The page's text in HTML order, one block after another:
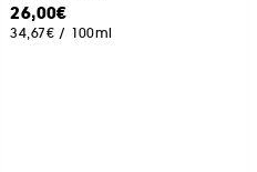
26,00€
34,67€ / 100ml